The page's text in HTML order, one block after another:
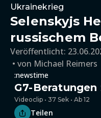
Ukrainekrieg
Selenskyjs
russischem
Veröffentlicht:
von Michael Reimers
:newstime
G7-
Videoclip • 37 Sek • Ab 12
Teilen